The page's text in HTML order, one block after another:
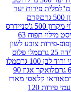
יער
סניידרס
מלו מרשמלו טוויסט מילוי תפוח 63
לשון
פלוס
מלו
לואקר אגוז 90
מארז
על מקל בטעמי פירות 120